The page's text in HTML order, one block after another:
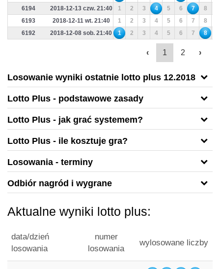
6194
2018-12-13 czw. 21:40 1 2 3 4 5 6 7 8
6193
2018-12-11 wt. 21:40 1 2 3 4 5 6 7 8
6192
2018-12-08 sob. 21:40 1 2 3 4 5 6 7 8
‹ 1 2 ›
Losowanie wyniki ostatnie lotto plus 12.2018
Lotto Plus - podstawowe zasady
Lotto Plus - jak grać systemem?
Lotto Plus - ile kosztuje gra?
Losowania - terminy
Odbiór nagród i wygrane
Aktualne wyniki lotto plus:
data/dzień
losowania
numer
losowania
wylosowane liczby